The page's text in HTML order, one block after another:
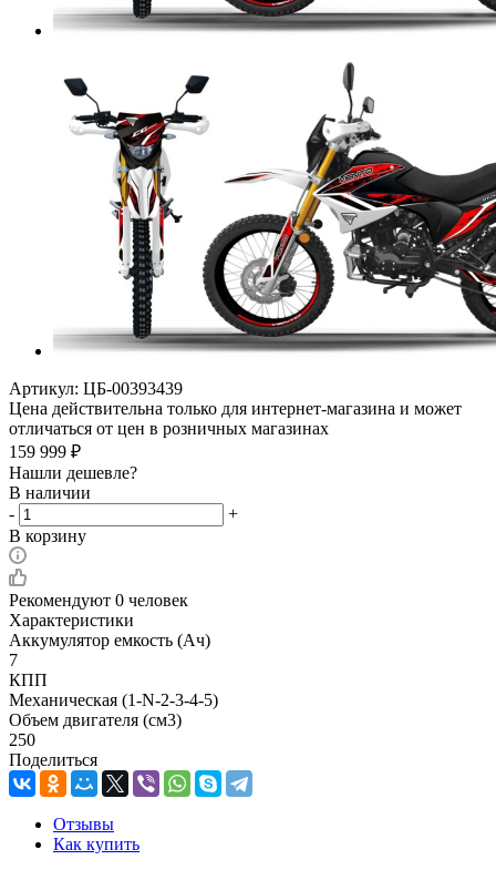
Артикул: ЦБ-00393439
Цена действительна только для интернет-магазина и может
отличаться от цен в розничных магазинах
159 999 ₽
Нашли дешевле?
В наличии
-
+
В корзину
Рекомендуют 0 человек
Характеристики
Аккумулятор емкость (Ач)
7
КПП
Механическая (1-N-2-3-4-5)
Объем двигателя (см3)
250
Поделиться
Отзывы
Как купить